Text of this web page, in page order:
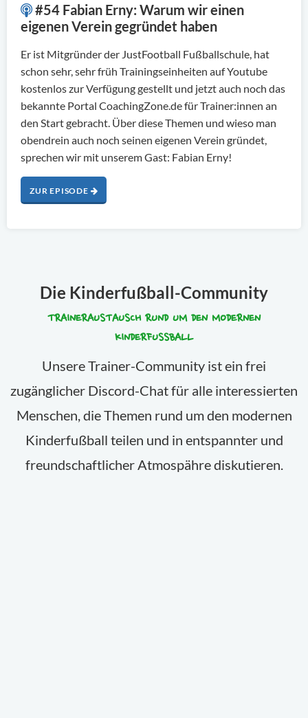
#54 Fabian Erny: Warum wir einen
eigenen Verein gegründet haben
Er ist Mitgründer der JustFootball Fußballschule, hat
schon sehr, sehr früh Trainingseinheiten auf Youtube
kostenlos zur Verfügung gestellt und jetzt auch noch das
bekannte Portal CoachingZone.de für Trainer:innen an
den Start gebracht. Über diese Themen und wieso man
obendrein auch noch seinen eigenen Verein gründet,
sprechen wir mit unserem Gast: Fabian Erny!
ZUR EPISODE
Die Kinderfußball-Community
TRAINERAUSTAUSCH RUND UM DEN MODERNEN
KINDERFUSSBALL
Unsere Trainer-Community ist ein frei
zugänglicher Discord-Chat für alle interessierten
Menschen, die Themen rund um den modernen
Kinderfußball teilen und in entspannter und
freundschaftlicher Atmospähre diskutieren.